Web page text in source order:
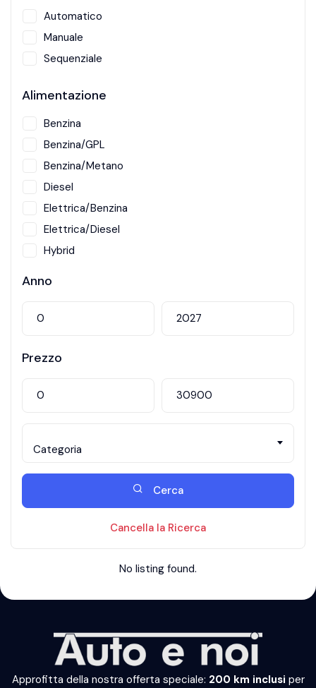
Automatico
Manuale
Sequenziale
Alimentazione
Benzina
Benzina/GPL
Benzina/Metano
Diesel
Elettrica/Benzina
Elettrica/Diesel
Hybrid
Anno
Prezzo
Categoria
Cerca
Cancella la Ricerca
No listing found.
Approfitta della nostra offerta speciale: 200 km inclusi per